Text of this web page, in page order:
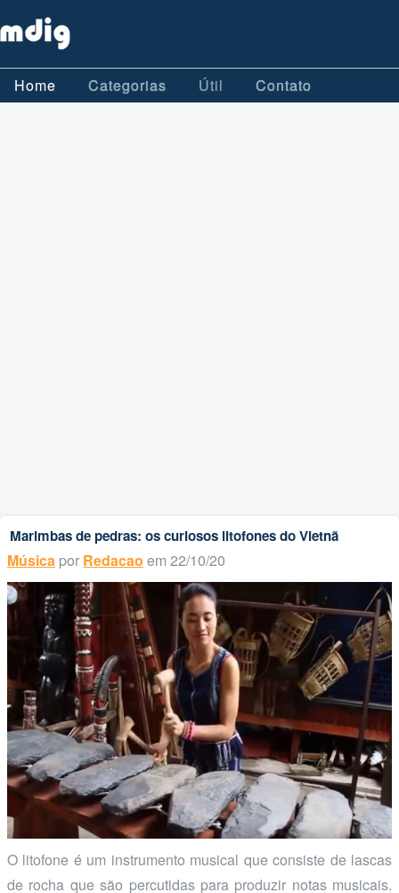
Home Categorias Útil Contato
Marimbas de pedras: os curiosos litofones do Vietnã
Música por Redacao em 22/10/20
O litofone é um instrumento musical que consiste de lascas
de rocha que são percutidas para produzir notas musicais.